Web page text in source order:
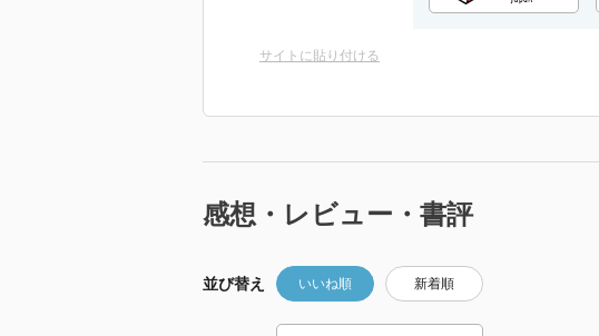
サイトに貼り付ける
感想・レビュー・書評
並び替え いいね順 新着順